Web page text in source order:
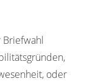
Briefwahl
oder